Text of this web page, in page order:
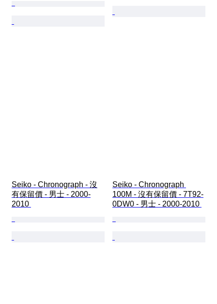
Seiko - Chronograph - 沒
有保留價 - 男士 - 2000-
2010
Seiko - Chronograph
100M - 沒有保留價 - 7T92-
0DW0 - 男士 - 2000-2010